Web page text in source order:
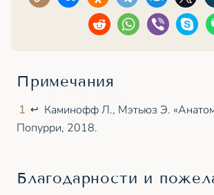
Примечания
1 ↩ Каминофф Л., Мэтьюз Э.
Попурри, 2018.
Благодарности и